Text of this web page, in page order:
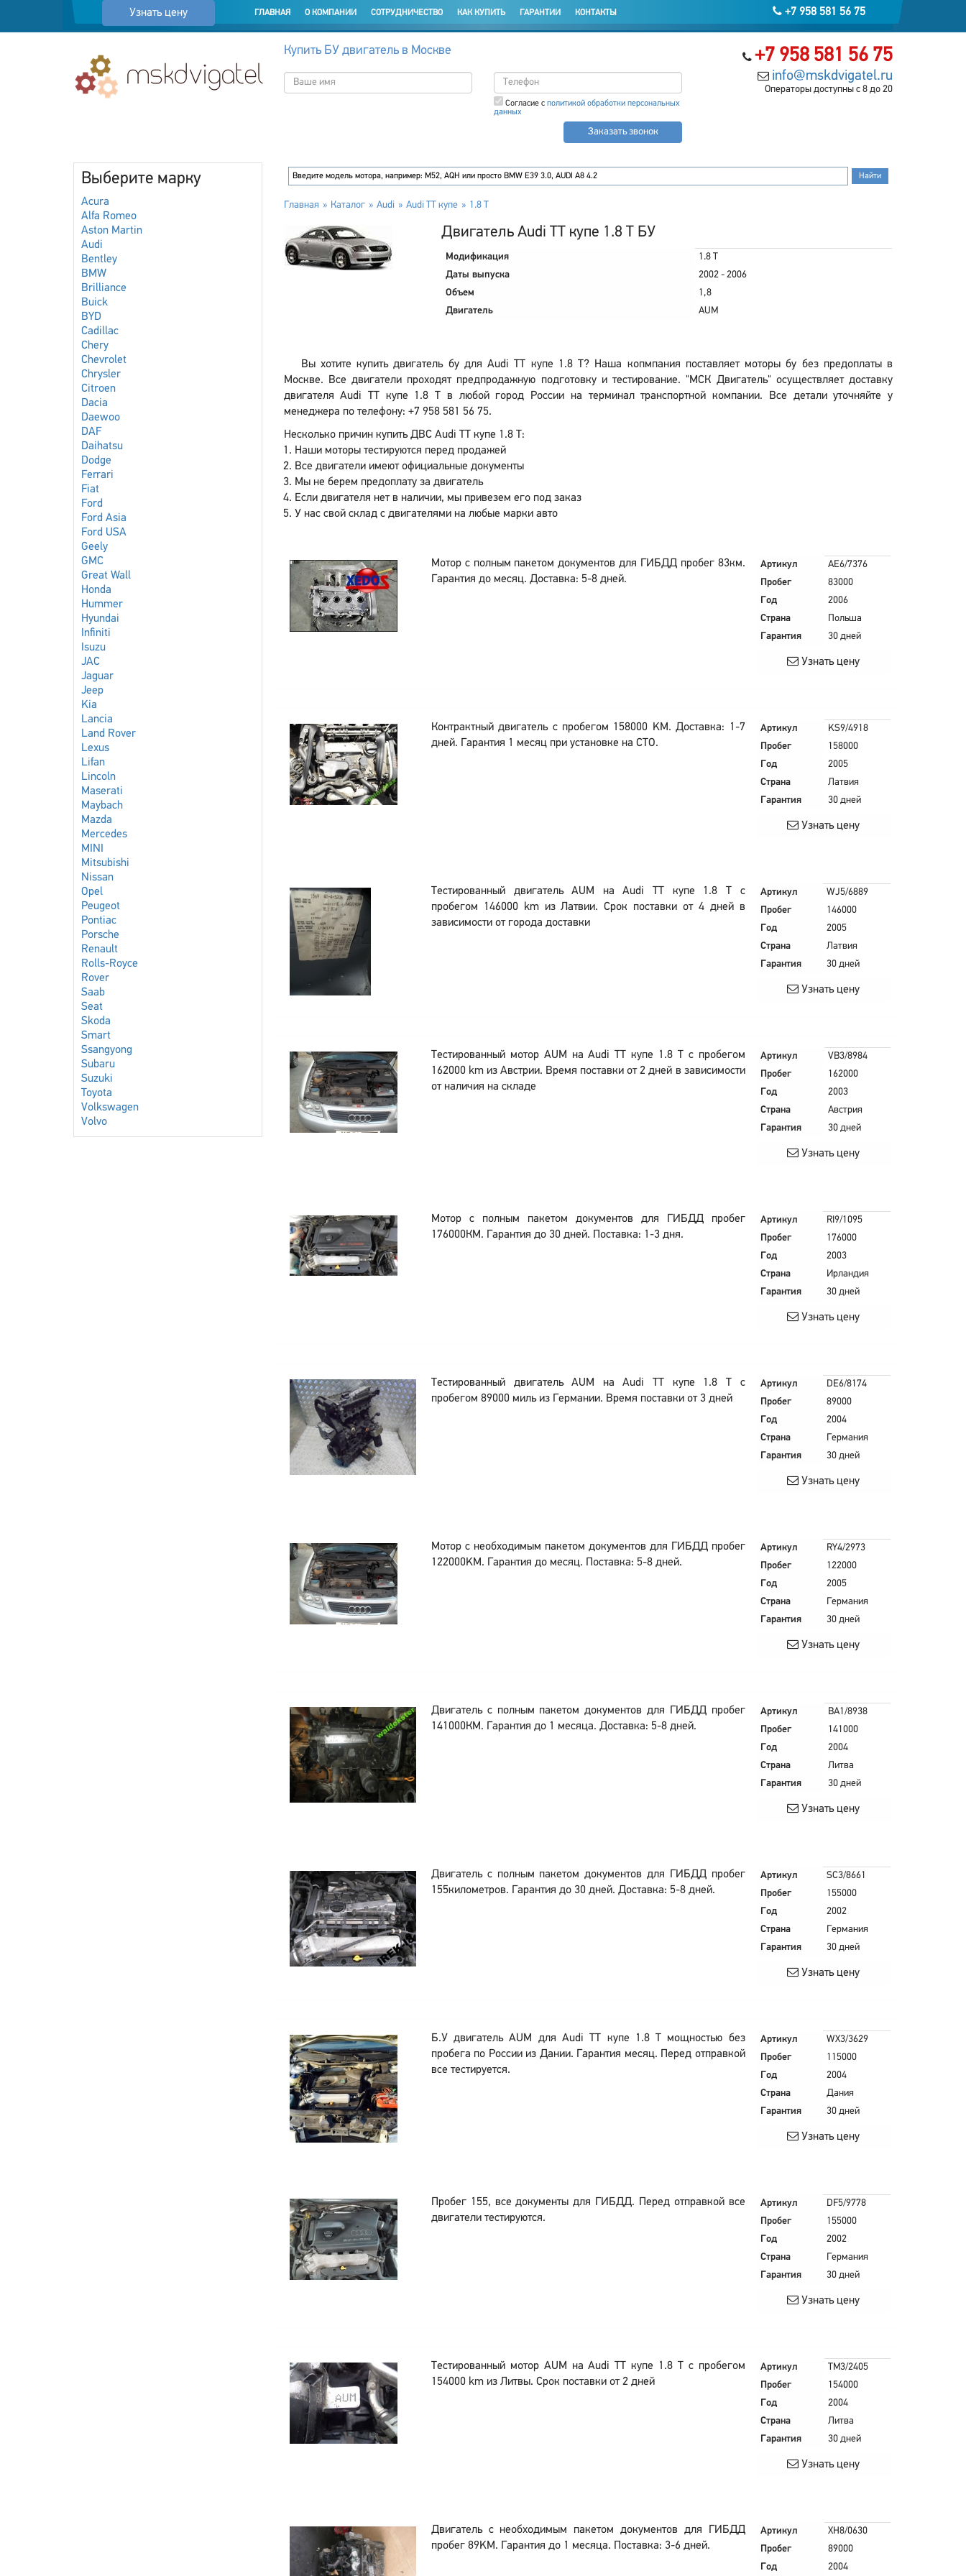
Узнать цену +7 958 581 56 75
ГЛАВНАЯ О КОМПАНИИ СОТРУДНИЧЕСТВО КАК КУПИТЬ ГАРАНТИИ КОНТАКТЫ
+7 958 581 56 75
info@mskdvigatel.ru
Операторы доступны с 8 до 20
Купить БУ двигатель в Москве
Согласие с политикой обработки персональных
данных
Заказать звонок
Выберите марку
Acura
Alfa Romeo
Aston Martin
Audi
Bentley
BMW
Brilliance
Buick
BYD
Cadillac
Chery
Chevrolet
Chrysler
Citroen
Dacia
Daewoo
DAF
Daihatsu
Dodge
Ferrari
Fiat
Ford
Ford Asia
Ford USA
Geely
GMC
Great Wall
Honda
Hummer
Hyundai
Infiniti
Isuzu
JAC
Jaguar
Jeep
Kia
Lancia
Land Rover
Lexus
Lifan
Lincoln
Maserati
Maybach
Mazda
Mercedes
MINI
Mitsubishi
Nissan
Opel
Peugeot
Pontiac
Porsche
Renault
Rolls-Royce
Rover
Saab
Seat
Skoda
Smart
Ssangyong
Subaru
Suzuki
Toyota
Volkswagen
Volvo
Главная Каталог Audi Audi TT купе 1.8 T
Двигатель Audi TT купе 1.8 T БУ
Модификация
1.8 T
Даты выпуска
2002 - 2006
Объем
1,8
Двигатель
AUM
Вы хотите купить двигатель бу для Audi TT купе 1.8 T? Наша копмпания поставляет моторы бу без предоплаты в
Москве. Все двигатели проходят предпродажную подготовку и тестирование. "МСК Двигатель" осуществляет доставку
двигателя Audi TT купе 1.8 T в любой город России на терминал транспортной компании. Все детали уточняйте у
менеджера по телефону: +7 958 581 56 75.
Несколько причин купить ДВС Audi TT купе 1.8 T:
Наши моторы тестируются перед продажей
Все двигатели имеют официальные документы
Мы не берем предоплату за двигатель
Если двигателя нет в наличии, мы привезем его под заказ
У нас свой склад с двигателями на любые марки авто
Мотор с полным пакетом документов для ГИБДД пробег 83км.
Гарантия до месяц. Доставка: 5-8 дней.
Артикул
AE6/7376
Пробег
83000
Год
2006
Страна
Польша
Гарантия
30 дней
Узнать цену
Контрактный двигатель с пробегом 158000 KM. Доставка: 1-7
дней. Гарантия 1 месяц при установке на СТО.
Артикул
KS9/4918
Пробег
158000
Год
2005
Страна
Латвия
Гарантия
30 дней
Узнать цену
Тестированный двигатель AUM на Audi TT купе 1.8 T с
пробегом 146000 km из Латвии. Срок поставки от 4 дней в
зависимости от города доставки
Артикул
WJ5/6889
Пробег
146000
Год
2005
Страна
Латвия
Гарантия
30 дней
Узнать цену
Тестированный мотор AUM на Audi TT купе 1.8 T с пробегом
162000 km из Австрии. Время поставки от 2 дней в зависимости
от наличия на складе
Артикул
VB3/8984
Пробег
162000
Год
2003
Страна
Австрия
Гарантия
30 дней
Узнать цену
Мотор с полным пакетом документов для ГИБДД пробег
176000КМ. Гарантия до 30 дней. Поставка: 1-3 дня.
Артикул
RI9/1095
Пробег
176000
Год
2003
Страна
Ирландия
Гарантия
30 дней
Узнать цену
Тестированный двигатель AUM на Audi TT купе 1.8 T с
пробегом 89000 миль из Германии. Время поставки от 3 дней
Артикул
DE6/8174
Пробег
89000
Год
2004
Страна
Германия
Гарантия
30 дней
Узнать цену
Мотор с необходимым пакетом документов для ГИБДД пробег
122000KM. Гарантия до месяц. Поставка: 5-8 дней.
Артикул
RY4/2973
Пробег
122000
Год
2005
Страна
Германия
Гарантия
30 дней
Узнать цену
Двигатель с полным пакетом документов для ГИБДД пробег
141000КМ. Гарантия до 1 месяца. Доставка: 5-8 дней.
Артикул
BA1/8938
Пробег
141000
Год
2004
Страна
Литва
Гарантия
30 дней
Узнать цену
Двигатель с полным пакетом документов для ГИБДД пробег
155километров. Гарантия до 30 дней. Доставка: 5-8 дней.
Артикул
SC3/8661
Пробег
155000
Год
2002
Страна
Германия
Гарантия
30 дней
Узнать цену
Б.У двигатель AUM для Audi TT купе 1.8 T мощностью без
пробега по России из Дании. Гарантия месяц. Перед отправкой
все тестируется.
Артикул
WX3/3629
Пробег
115000
Год
2004
Страна
Дания
Гарантия
30 дней
Узнать цену
Пробег 155, все документы для ГИБДД. Перед отправкой все
двигатели тестируются.
Артикул
DF5/9778
Пробег
155000
Год
2002
Страна
Германия
Гарантия
30 дней
Узнать цену
Тестированный мотор AUM на Audi TT купе 1.8 T с пробегом
154000 km из Литвы. Срок поставки от 2 дней
Артикул
TM3/2405
Пробег
154000
Год
2004
Страна
Литва
Гарантия
30 дней
Узнать цену
Двигатель с необходимым пакетом документов для ГИБДД
пробег 89KM. Гарантия до 1 месяца. Поставка: 3-6 дней.
Артикул
XH8/0630
Пробег
89000
Год
2004